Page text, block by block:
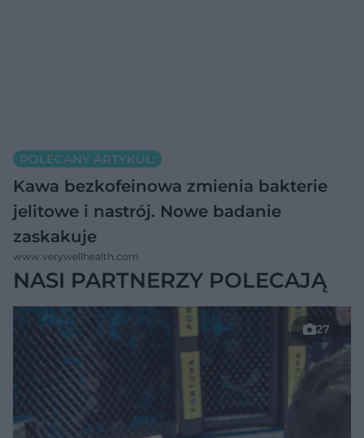
POLECANY ARTYKUŁ:
Kawa bezkofeinowa zmienia bakterie
jelitowe i nastrój. Nowe badanie
zaskakuje
www.verywellhealth.com
NASI PARTNERZY POLECAJĄ
27